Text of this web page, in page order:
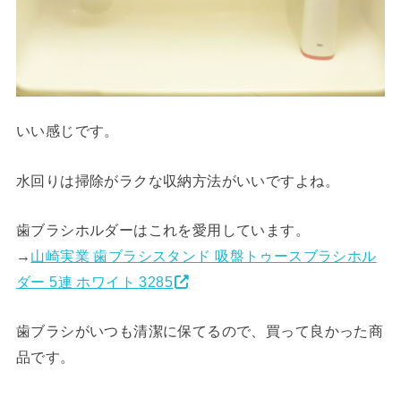
いい感じです。
水回りは掃除がラクな収納方法がいいですよね。
歯ブラシホルダーはこれを愛用しています。
→ 山崎実業 歯ブラシスタンド 吸盤トゥースブラシホル
ダー 5連 ホワイト 3285
歯ブラシがいつも清潔に保てるので、買って良かった商
品です。